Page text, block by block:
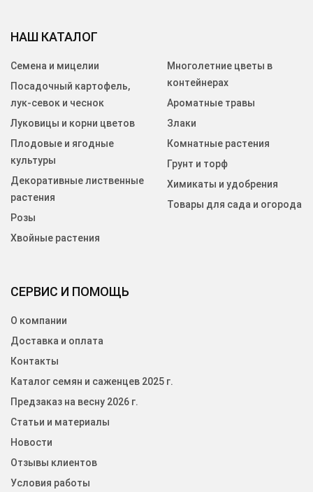
СЕРВИС И ПОМОЩЬ
О компании
Доставка и оплата
Контакты
Каталог семян и саженцев 2025 г.
Предзаказ на весну 2026 г.
Статьи и материалы
Новости
Отзывы клиентов
Условия работы
НАШ КАТАЛОГ
Семена и мицелии
Посадочный картофель,
лук-севок и чеснок
Луковицы и корни цветов
Плодовые и ягодные
культуры
Декоративные лиственные
растения
Розы
Хвойные растения
Многолетние цветы в
контейнерах
Ароматные травы
Злаки
Комнатные растения
Грунт и торф
Химикаты и удобрения
Товары для сада и огорода